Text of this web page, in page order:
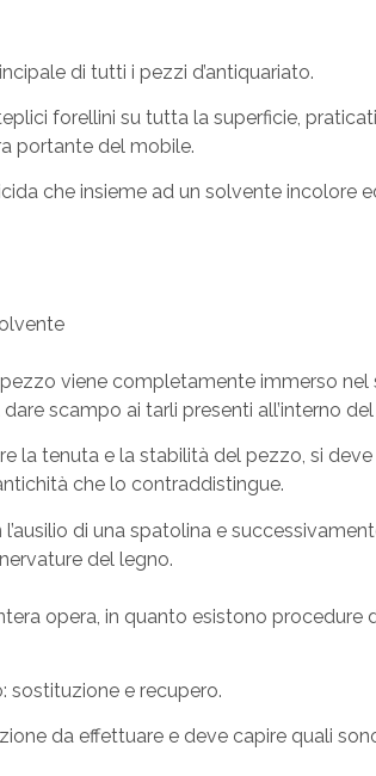
di tutti i pezzi d’antiquariato.
forellini su tutta la superficie,
portante del mobile.
che insieme ad un solvente incolore
viene completamente immerso
scampo ai tarli presenti all’interno
la tenuta e la stabilità del pezzo, si
che lo contraddistingue.
l’ausilio di una spatolina e
del legno.
opera, in quanto esistono procedure
sostituzione e recupero.
da effettuare e deve capire quali